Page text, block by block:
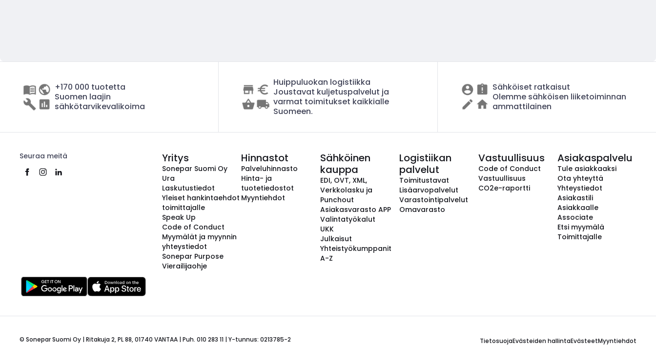
+170 000 tuotetta
Suomen laajin
sähkötarvikevalikoima
Huippuluokan logistiikka
Joustavat kuljetuspalvelut ja
varmat toimitukset kaikkialle
Suomeen.
Sähköiset ratkaisut
Olemme sähköisen liiketoiminnan
ammattilainen
Seuraa meitä Yritys
Sonepar Suomi Oy
Ura
Laskutustiedot
Yleiset hankintaehdot
toimittajalle
Speak Up
Code of Conduct
Myymälät ja myynnin
yhteystiedot
Sonepar Purpose
Vierailijaohje
Hinnastot
Palveluhinnasto
Hinta- ja
tuotetiedostot
Myyntiehdot
Sähköinen
kauppa
EDI, OVT, XML,
Verkkolasku ja
Punchout
Asiakasvarasto APP
Valintatyökalut
UKK
Julkaisut
Yhteistyökumppanit
A-Z
Logistiikan
palvelut
Toimitustavat
Lisäarvopalvelut
Varastointipalvelut
Omavarasto
Vastuullisuus
Code of Conduct
Vastuullisuus
CO2e-raportti
Asiakaspalvelu
Tule asiakkaaksi
Ota yhteyttä
Yhteystiedot
Asiakastili
Asiakkaalle
Associate
Etsi myymälä
Toimittajalle
© Sonepar Suomi Oy | Ritakuja 2, PL 88, 01740 VANTAA | Puh. 010 283 11 | Y-tunnus: 0213785-2 TietosuojaEvästeiden hallintaEvästeetMyyntiehdot